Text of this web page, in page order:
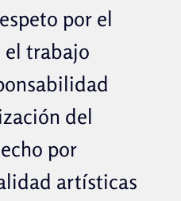
por el
trabajo
del
por
artísticas